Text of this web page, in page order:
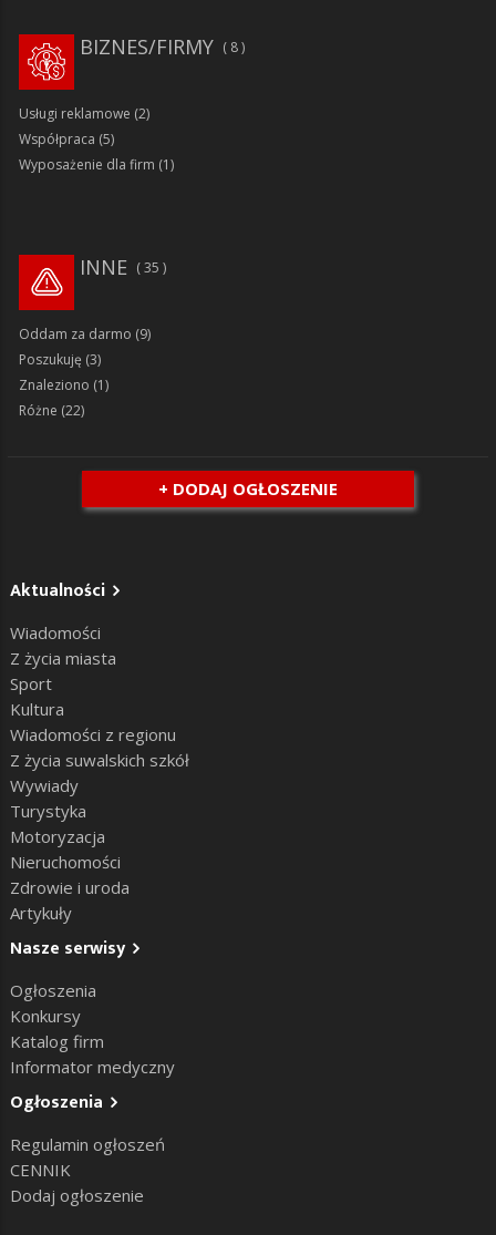
8
BIZNES/FIRMY
Usługi reklamowe (2)
Współpraca (5)
Wyposażenie dla firm (1)
35
INNE
Oddam za darmo (9)
Poszukuję (3)
Znaleziono (1)
Różne (22)
+ DODAJ OGŁOSZENIE
Aktualności
Wiadomości
Z życia miasta
Sport
Kultura
Wiadomości z regionu
Z życia suwalskich szkół
Wywiady
Turystyka
Motoryzacja
Nieruchomości
Zdrowie i uroda
Artykuły
Nasze serwisy
Ogłoszenia
Konkursy
Katalog firm
Informator medyczny
Ogłoszenia
Regulamin ogłoszeń
CENNIK
Dodaj ogłoszenie